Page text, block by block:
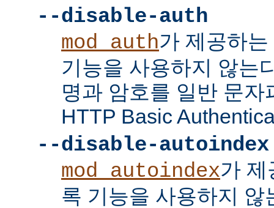
--disable-auth
mod_auth가 제공하
기능을 사용하지 않는
명과 암호를 일반 문자
HTTP Basic
--disable-autoindex
mod_autoindex가 제
록 기능을 사용하지 않